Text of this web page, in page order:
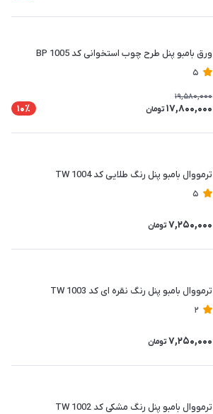
ورق بامبو پنل طرح چوب استخوانی کد BP 1005
5
19,580,000
17,800,000 تومان 10٪
ترمووال بامبو پنل رنگ طلایی کد TW 1004
5
7,250,000 تومان
ترمووال بامبو پنل رنگ نقره ای کد TW 1003
2
7,250,000 تومان
ترمووال بامبو پنل رنگ مشکی کد TW 1002